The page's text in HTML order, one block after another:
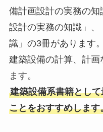
備計画設計の実務の
設計の実務の知識」
識」の3冊があります。
建築設備の計算、計
ます。
建築設備系書籍とし
ことをおすすめします